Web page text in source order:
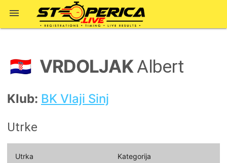

🇭🇷 VRDOLJAKAlbert
Klub: BK Vlaji Sinj
Utrke
Utrka Kategorija